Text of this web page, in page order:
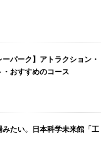
ーパーク】アトラクション・
おすすめのコース
みたい。日本科学未来館「工